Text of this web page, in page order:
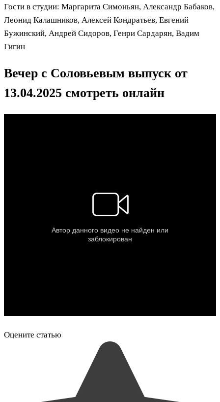
Гости в студии: Маргарита Симоньян, Александр Бабаков,
Леонид Калашников, Алексей Кондратьев, Евгений
Бужинский, Андрей Сидоров, Генри Сардарян, Вадим
Гигин
Вечер с Соловьевым выпуск от
13.04.2025 смотреть онлайн
Оцените статью